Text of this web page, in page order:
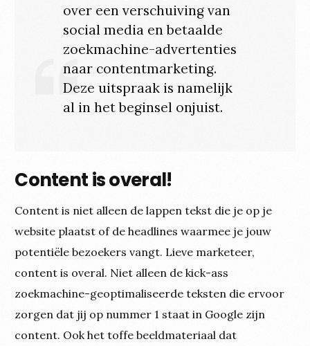
over een verschuiving van
social media en betaalde
zoekmachine-advertenties
naar contentmarketing.
Deze uitspraak is namelijk
al in het beginsel onjuist.
Content is overal!
Content is niet alleen de lappen tekst die je op je
website plaatst of de headlines waarmee je jouw
potentiële bezoekers vangt. Lieve marketeer,
content is overal. Niet alleen de kick-ass
zoekmachine-geoptimaliseerde teksten die ervoor
zorgen dat jij op nummer 1 staat in Google zijn
content. Ook het toffe beeldmateriaal dat